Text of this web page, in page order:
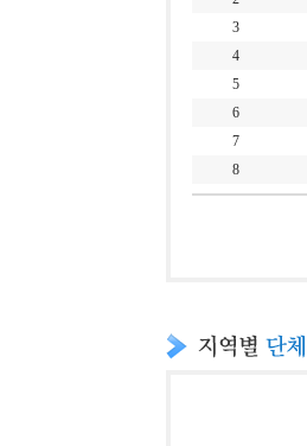
3
4
5
6
7
8